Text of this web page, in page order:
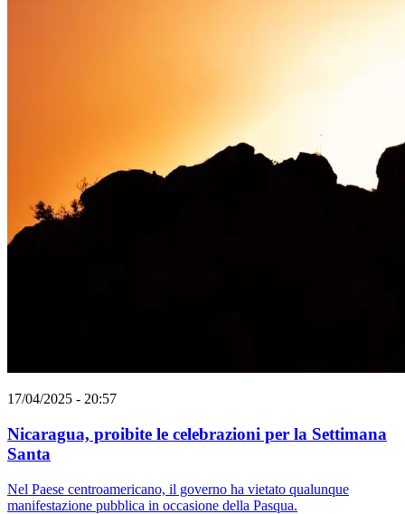
17/04/2025 - 20:57
Nicaragua, proibite le celebrazioni per la Settimana
Santa
Nel Paese centroamericano, il governo ha vietato qualunque
manifestazione pubblica in occasione della Pasqua.